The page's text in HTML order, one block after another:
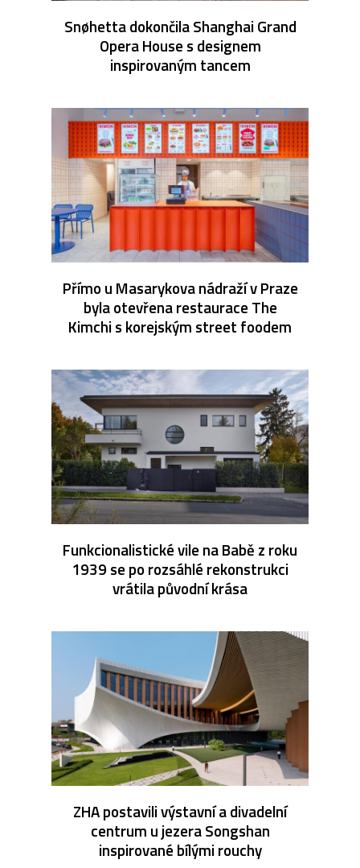
Snøhetta dokončila Shanghai Grand
Opera House s designem
inspirovaným tancem
Přímo u Masarykova nádraží v Praze
byla otevřena restaurace The
Kimchi s korejským street foodem
Funkcionalistické vile na Babě z roku
1939 se po rozsáhlé rekonstrukci
vrátila původní krása
ZHA postavili výstavní a divadelní
centrum u jezera Songshan
inspirované bílými rouchy